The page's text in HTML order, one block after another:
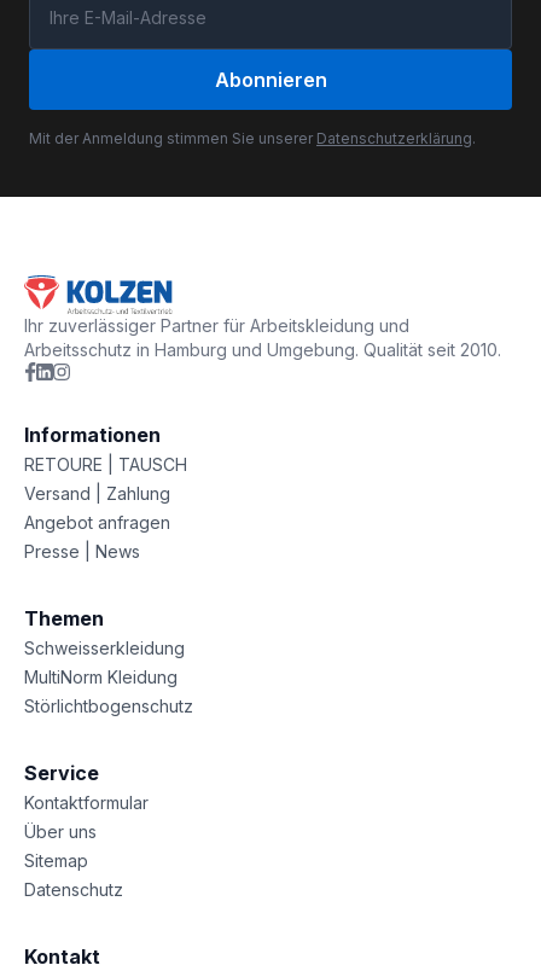
Abonnieren
Mit der Anmeldung stimmen Sie unserer Datenschutzerklärung.
Ihr zuverlässiger Partner für Arbeitskleidung und
Arbeitsschutz in Hamburg und Umgebung. Qualität seit 2010.
Informationen
RETOURE | TAUSCH
Versand | Zahlung
Angebot anfragen
Presse | News
Themen
Schweisserkleidung
MultiNorm Kleidung
Störlichtbogenschutz
Service
Kontaktformular
Über uns
Sitemap
Datenschutz
Kontakt